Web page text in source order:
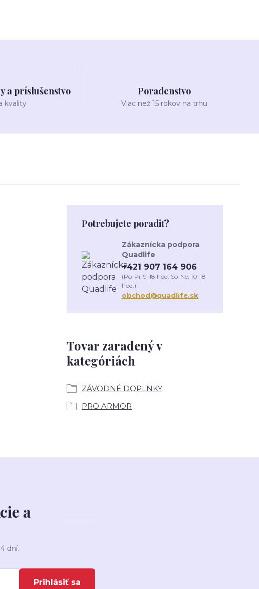
a príslušenstvo
kvality
Poradenstvo
Viac než 15 rokov na trhu
Tovar zaradený v
kategóriách
ZÁVODNÉ DOPLNKY
PRO ARMOR
Potrebujete poradiť?
Zákaznícka podpora
Quadlife
+421 907 164 906
(Po-Pi, 9-18 hod. So-Ne, 10-18
hod.)
obchod@quadlife.sk
a
dní.
Prihlásiť sa